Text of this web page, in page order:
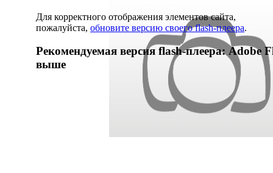
Для корректного отображения элементов сайта,
пожалуйста, обновите версию своего flash-плеера.
Рекомендуемая версия flash-плеера: Adobe
выше